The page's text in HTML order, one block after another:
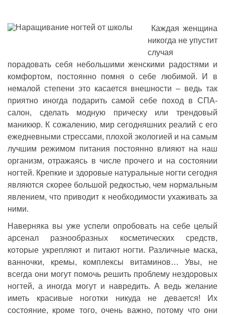
Каждая женщина
никогда не упустит
случая
порадовать себя небольшими женскими радостями и
комфортом, постоянно помня о себе любимой. И в
немалой степени это касается внешности – ведь так
приятно иногда подарить самой себе поход в СПА-
салон, сделать модную прическу или трендовый
маникюр. К сожалению, мир сегодняшних реалий с его
ежедневными стрессами, плохой экологией и на самым
лучшим режимом питания постоянно влияют на наш
организм, отражаясь в числе прочего и на состоянии
ногтей. Крепкие и здоровые натуральные ногти сегодня
являются скорее большой редкостью, чем нормальным
явлением, что приводит к необходимости ухаживать за
ними.
Наверняка вы уже успели опробовать на себе целый
арсенал разнообразных косметических средств,
которые укрепляют и питают ногти. Различные маска,
ванночки, кремы, комплексы витаминов… Увы, не
всегда они могут помочь решить проблему нездоровых
ногтей, а иногда могут и навредить. А ведь желание
иметь красивые ноготки никуда не девается! Их
состояние, кроме того, очень важно, потому что они